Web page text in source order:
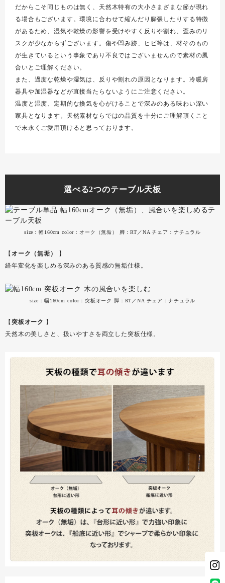
だからこそ同じものは無く、天然木特有の大小さまざまな節が現れ
る場合もございます。環境に合わせて縮んだり膨張したりする特徴
があるため、湿気や乾燥の影響を受けやすく反りや割れ、歪みのリ
スクが少なからずございます。傷や凹み跡、ヒビ等は、材そのもの
が生きているという事象であり不良ではございませんので素材の風
合いとご理解ください。
また、過度な乾燥や湿気は、反りや割れの原因となります。冷暖房
器具や加湿器などが直接当たらないようにご注意ください。
温度と湿度、定期的な換気を心がけることで深みのある味わい深い
家具となります。天然素材ならではの品質を十分にご理解頂くこと
で末永くご愛用頂けると思っております。
選べる2つのテーブル天板
size：幅160cm color：オーク（無垢） 脚：RT／NA チェア：ナチュラル
【 オーク（無垢）
】
経年変化を楽しめる深みのある質感の無垢仕様。
size：幅160cm color：突板オーク 脚：RT／NA チェア：ナチュラル
【 突板オーク 】
天然木の美しさと、扱いやすさを両立した突板仕様。